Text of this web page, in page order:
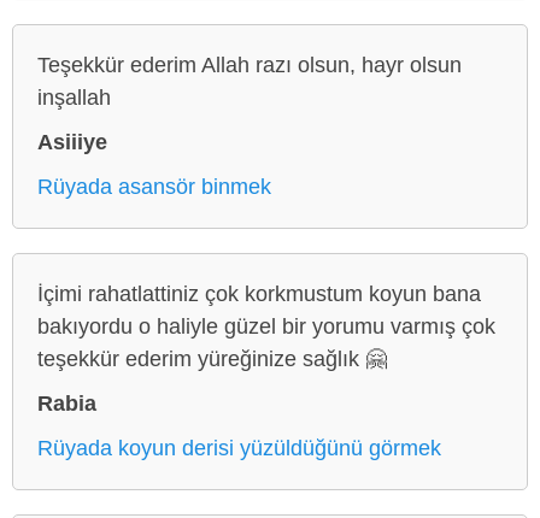
Teşekkür ederim Allah razı olsun, hayr olsun
inşallah
Asiiiye
Rüyada asansör binmek
İçimi rahatlattiniz çok korkmustum koyun bana
bakıyordu o haliyle güzel bir yorumu varmış çok
teşekkür ederim yüreğinize sağlık 🤗
Rabia
Rüyada koyun derisi yüzüldüğünü görmek